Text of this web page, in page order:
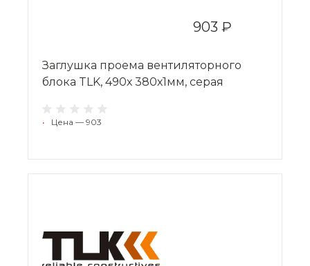
903 ₽
Заглушка проема вентиляторного
блока TLK, 490х 380х1мм, серая
• Цена — 903